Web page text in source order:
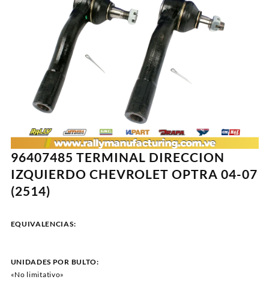
96407485 TERMINAL DIRECCION
IZQUIERDO CHEVROLET OPTRA 04-07
(2514)
EQUIVALENCIAS:
UNIDADES POR BULTO:
«No limitativo»